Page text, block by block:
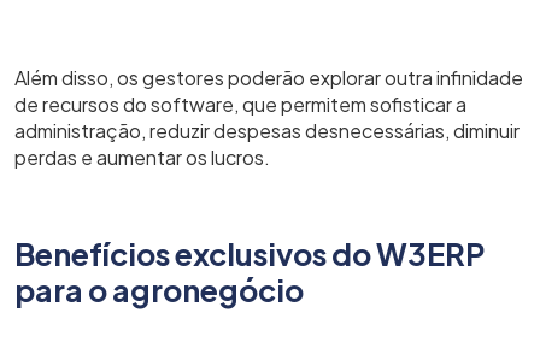
Além disso, os gestores poderão explorar outra infinidade
de recursos do software, que permitem sofisticar a
administração, reduzir despesas desnecessárias, diminuir
perdas e aumentar os lucros.
Benefícios exclusivos do W3ERP
para o agronegócio